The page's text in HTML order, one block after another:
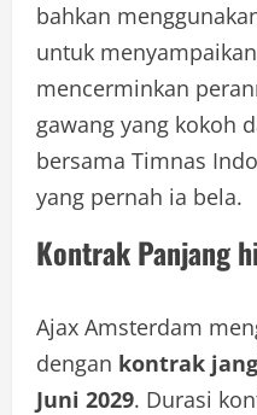
bahkan
untuk
mencerminkan
gawang yang kokoh
bersama Timnas
yang pernah ia bela.
Kontrak Panjang
Ajax Amsterdam
dengan kontrak
Juni 2029. Durasi